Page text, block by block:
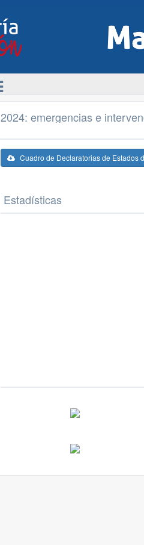
2024: emergencias e
Cuadro de Declaratorias de Estados
Estadísticas